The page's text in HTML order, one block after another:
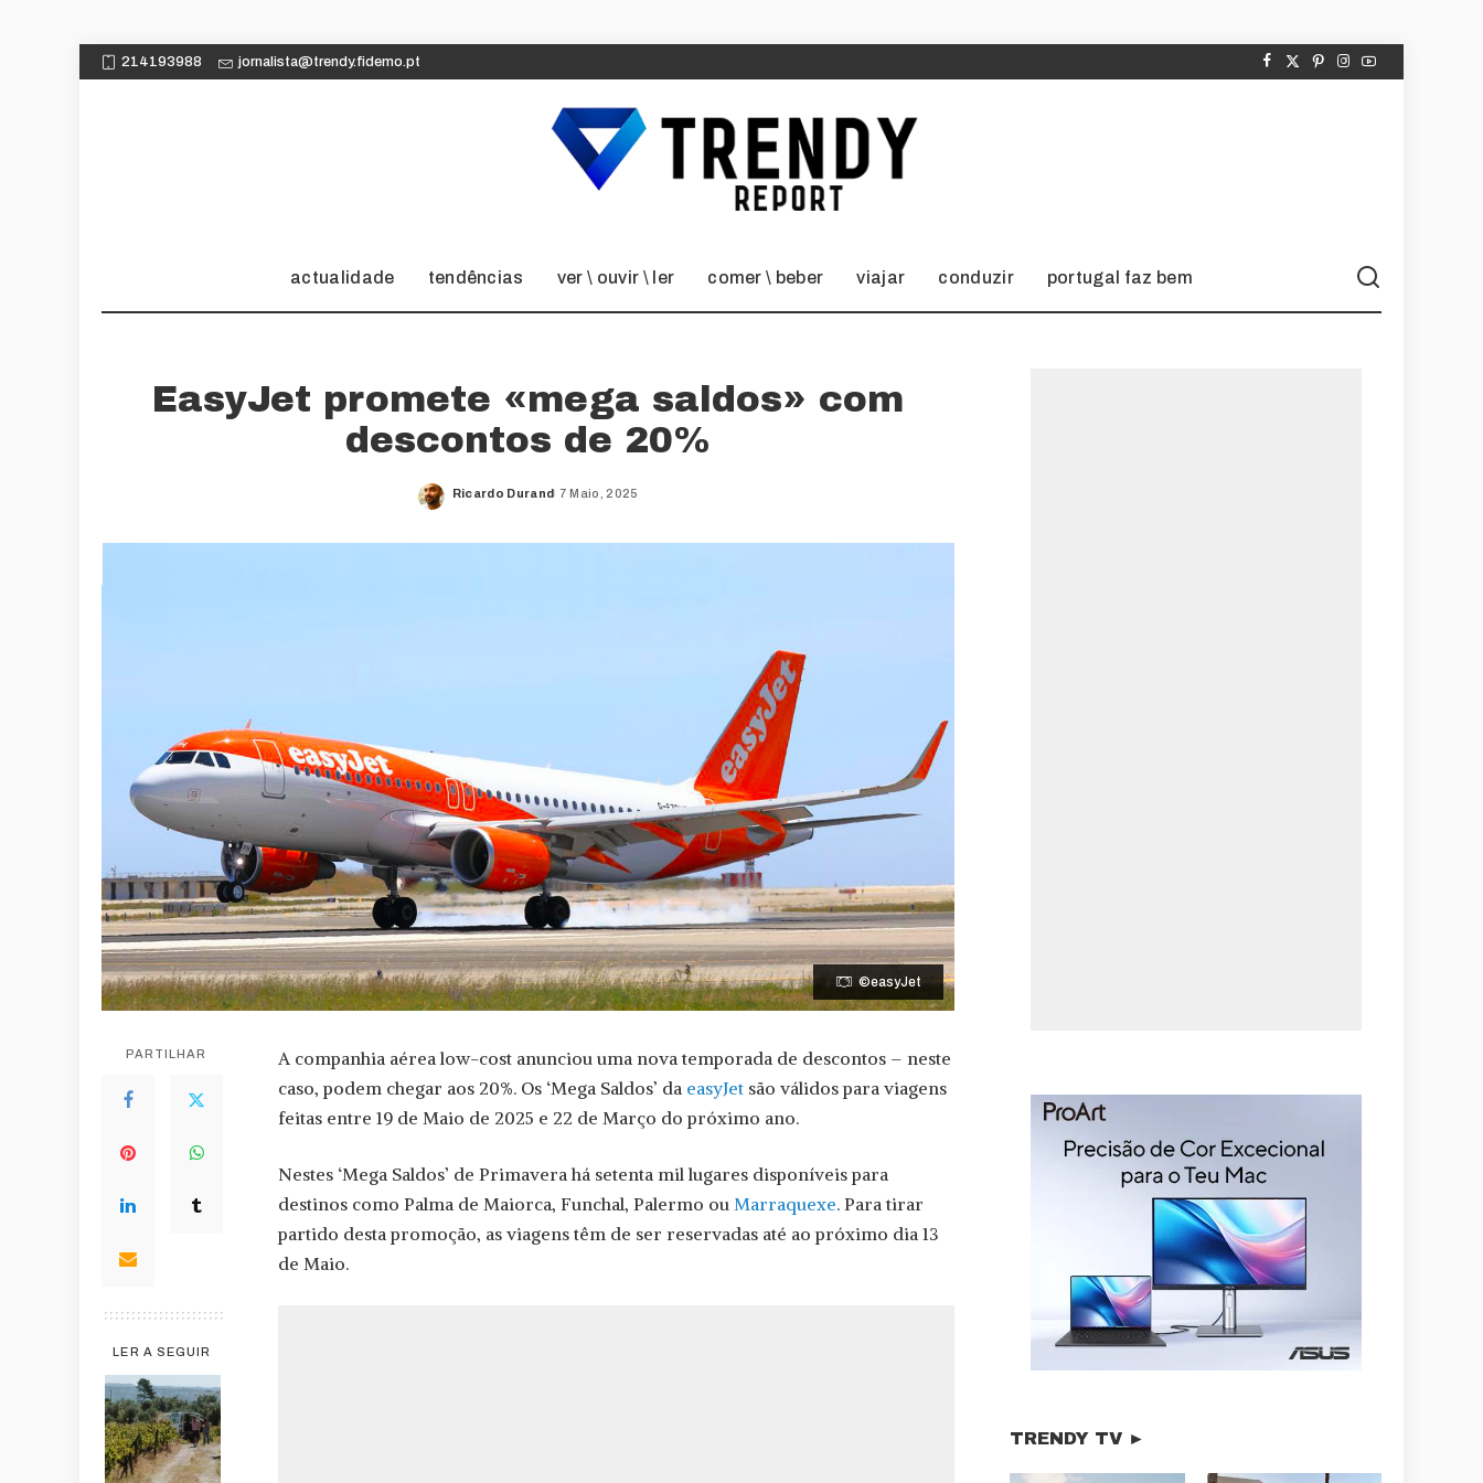
214193988 jornalista@trendy.fidemo.pt
actualidade tendências ver \ ouvir \ ler comer \ beber viajar conduzir portugal faz bem
EasyJet promete «mega saldos» com
descontos de 20%
Posted
Ricardo Durand 7 Maio, 2025
©easyJet
PARTILHAR
LER A SEGUIR
A companhia aérea low-cost anunciou uma nova temporada de descontos – neste
caso, podem chegar aos 20%. Os ‘Mega Saldos’ da easyJet são válidos para viagens
feitas entre 19 de Maio de 2025 e 22 de Março do próximo ano.
Nestes ‘Mega Saldos’ de Primavera há setenta mil lugares disponíveis para
destinos como Palma de Maiorca, Funchal, Palermo ou Marraquexe. Para tirar
partido desta promoção, as viagens têm de ser reservadas até ao próximo dia 13
de Maio.
TRENDY TV ►